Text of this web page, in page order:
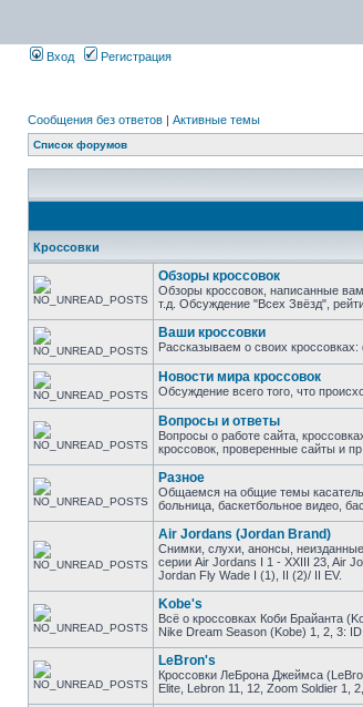
Вход Регистрация
Сообщения без ответов | Активные темы
Список форумов
Кроссовки
Обзоры кроссовок
Обзоры кроссовок, написанные
т.д. Обсуждение "Всех Звёзд",
Ваши кроссовки
Рассказываем о своих
Новости мира кроссовок
Обсуждение всего того, что
Вопросы и ответы
Вопросы о работе сайта,
кроссовок, проверенные сайты и
Разное
Общаемся на общие темы
больница, баскетбольное видео,
Air Jordans (Jordan Brand)
Снимки, слухи, анонсы,
серии Air Jordans I 1 - XXIII 23, Air
Jordan Fly Wade I (1), II (2)/ II EV.
Kobe's
Всё о кроссовках Коби Брайанта
Nike Dream Season (Kobe) 1, 2, 3:
LeBron's
Кроссовки ЛеБрона Джеймса
Elite, Lebron 11, 12, Zoom Soldier 1,